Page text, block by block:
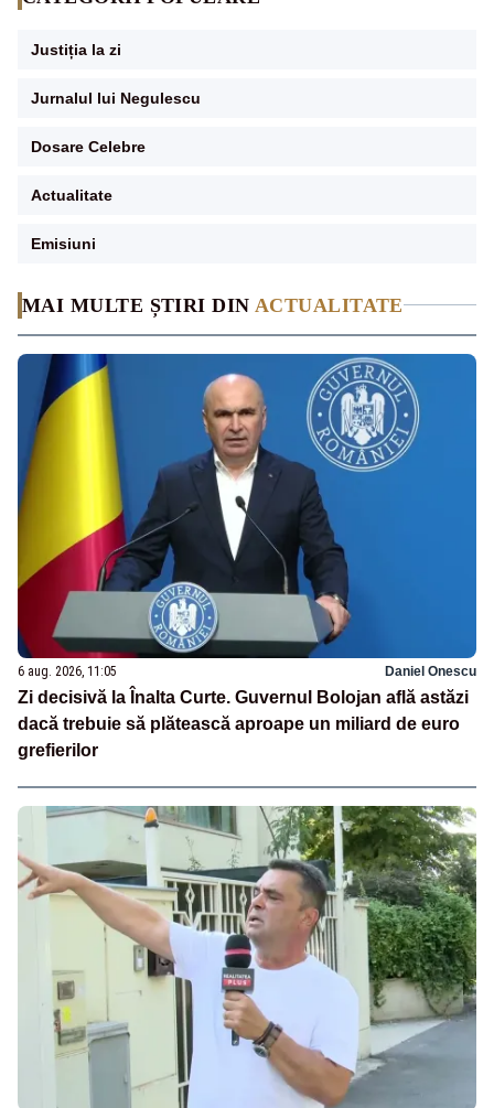
MAI MULTE ȘTIRI DIN ACTUALITATE
6 aug. 2026, 11:05 Daniel Onescu
Zi decisivă la Înalta Curte. Guvernul Bolojan află astăzi
dacă trebuie să plătească aproape un miliard de euro
grefierilor
Justiția la zi
Jurnalul lui Negulescu
Dosare Celebre
Actualitate
Emisiuni